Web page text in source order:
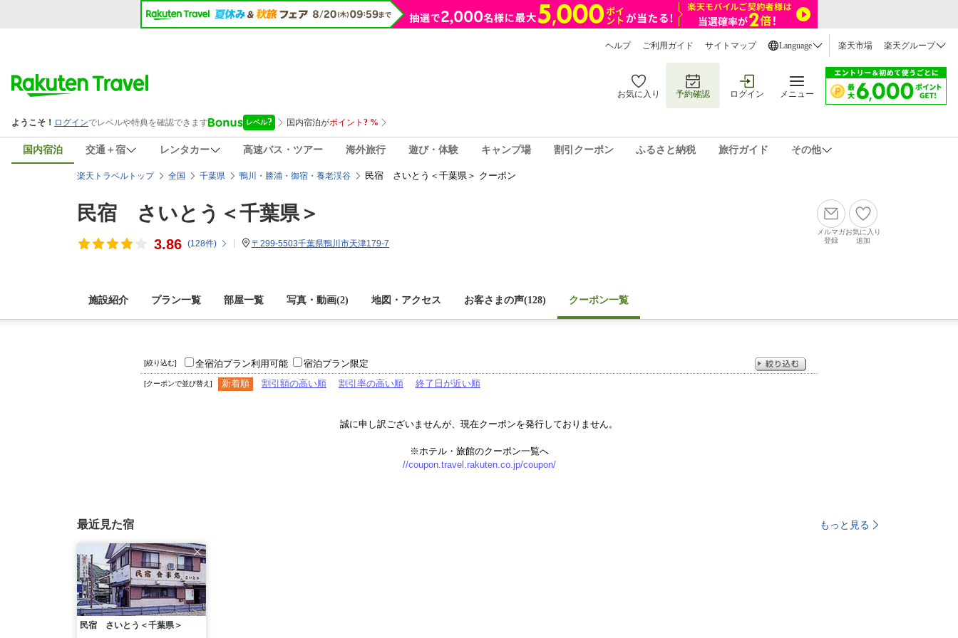
ヘルプ ご利用ガイド サイトマップ Language 楽天市場 楽天グループ
お気に入り 予約確認 ログイン メニュー
国内宿泊 交通＋宿 レンタカー 高速バス・ツアー 海外旅行 遊び・体験 キャンプ場 割引クーポン ふるさと納税 旅行ガイド その他
楽天トラベルトップ 全国 千葉県 鴨川・勝浦・御宿・養老渓谷 民宿 さいとう＜千葉県＞ クーポン
民宿 さいとう＜千葉県＞
3.86 (128件) 〒299-5503千葉県鴨川市天津179-7
メルマガ
登録
お気に入り
追加
施設紹介 プラン一覧 部屋一覧 写真・動画(2) 地図・アクセス お客さまの声(128) クーポン一覧
[絞り込む] 全宿泊プラン利用可能 宿泊プラン限定
[クーポンで並び替え] 新着順 割引額の高い順 割引率の高い順 終了日が近い順
誠に申し訳ございませんが、現在クーポンを発行しておりません。
※ホテル・旅館のクーポン一覧へ
//coupon.travel.rakuten.co.jp/coupon/
最近見た宿 もっと見る
民宿 さいとう＜千葉県＞